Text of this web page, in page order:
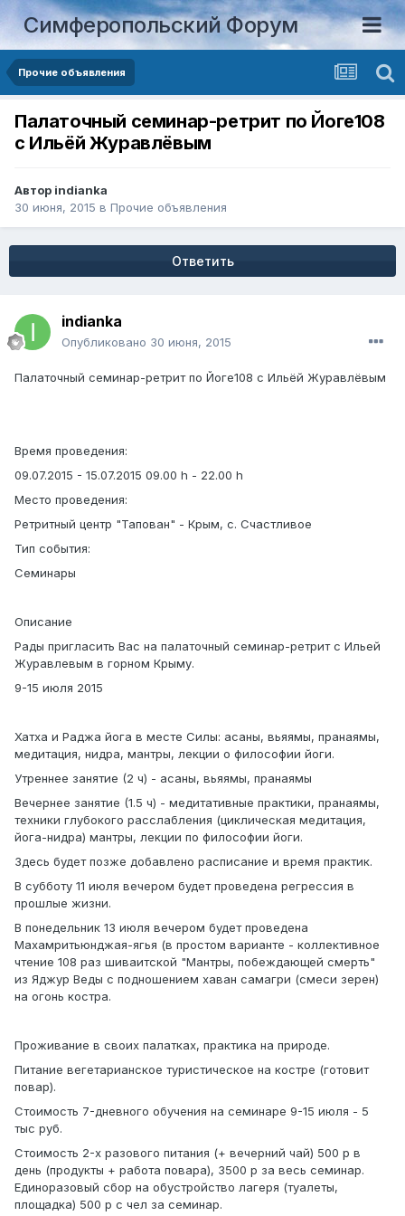
Симферопольский Форум
Прочие объявления
Палаточный семинар-ретрит по Йоге108
с Ильёй Журавлёвым
Автор indianka
30 июня, 2015 в Прочие объявления
Ответить
indianka
Опубликовано 30 июня, 2015
Палаточный семинар-ретрит по Йоге108 с Ильёй Журавлёвым
Время проведения:
09.07.2015 - 15.07.2015 09.00 h - 22.00 h
Место проведения:
Ретритный центр "Тапован" - Крым, с. Счастливое
Тип события:
Семинары
Описание
Рады пригласить Вас на палаточный семинар-ретрит с Ильей
Журавлевым в горном Крыму.
9-15 июля 2015
Хатха и Раджа йога в месте Силы: асаны, вьяямы, пранаямы,
медитация, нидра, мантры, лекции о философии йоги.
Утреннее занятие (2 ч) - асаны, вьяямы, пранаямы
Вечернее занятие (1.5 ч) - медитативные практики, пранаямы,
техники глубокого расслабления (циклическая медитация,
йога-нидра) мантры, лекции по философии йоги.
Здесь будет позже добавлено расписание и время практик.
В субботу 11 июля вечером будет проведена регрессия в
прошлые жизни.
В понедельник 13 июля вечером будет проведена
Махамритьюнджая-ягья (в простом варианте - коллективное
чтение 108 раз шиваитской "Мантры, побеждающей смерть"
из Яджур Веды с подношением хаван самагри (смеси зерен)
на огонь костра.
Проживание в своих палатках, практика на природе.
Питание вегетарианское туристическое на костре (готовит
повар).
Стоимость 7-дневного обучения на семинаре 9-15 июля - 5
тыс руб.
Стоимость 2-х разового питания (+ вечерний чай) 500 р в
день (продукты + работа повара), 3500 р за весь семинар.
Единоразовый сбор на обустройство лагеря (туалеты,
площадка) 500 р с чел за семинар.